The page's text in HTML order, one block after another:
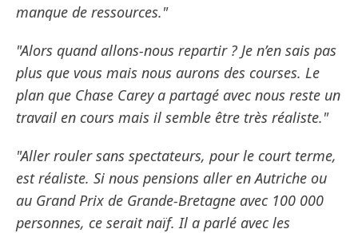
manque de ressources."
"Alors quand allons-nous repartir ? Je n’en sais pas
plus que vous mais nous aurons des courses. Le
plan que Chase Carey a partagé avec nous reste un
travail en cours mais il semble être très réaliste."
"Aller rouler sans spectateurs, pour le court terme,
est réaliste. Si nous pensions aller en Autriche ou
au Grand Prix de Grande-Bretagne avec 100 000
personnes, ce serait naïf. Il a parlé avec les